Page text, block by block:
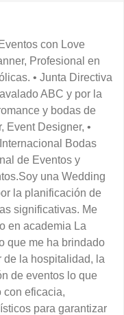
con Love
Profesional en
• Junta Directiva
ABC y por la
y bodas de
Event Designer, •
Bodas
de Eventos y
una Wedding
la planificación de
significativas. Me
en academia La
que me ha brindado
de la hospitalidad, la
de eventos lo que
con eficacia,
para garantizar